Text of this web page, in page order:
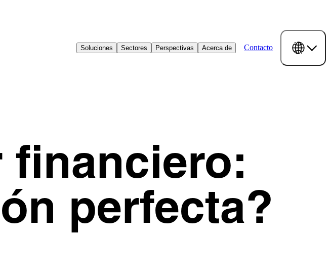
Soluciones Sectores Perspectivas Acerca de Contacto
financiero:
perfecta?